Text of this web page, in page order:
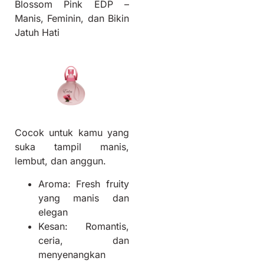
Blossom Pink EDP –
Manis, Feminin, dan Bikin
Jatuh Hati
Cocok untuk kamu yang
suka tampil manis,
lembut, dan anggun.
Aroma: Fresh fruity
yang manis dan
elegan
Kesan: Romantis,
ceria, dan
menyenangkan